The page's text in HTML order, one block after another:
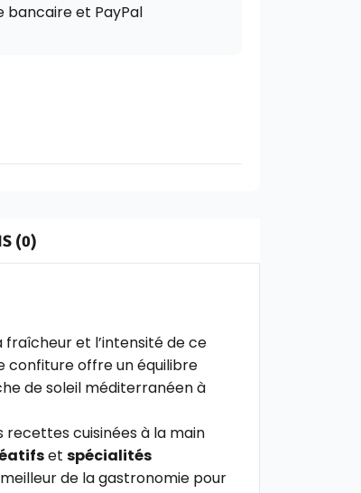
bancaire et PayPal
(0)
et l’intensité de ce
confiture offre un équilibre
de soleil méditerranéen à
recettes cuisinées à la main
et spécialités
de la gastronomie pour